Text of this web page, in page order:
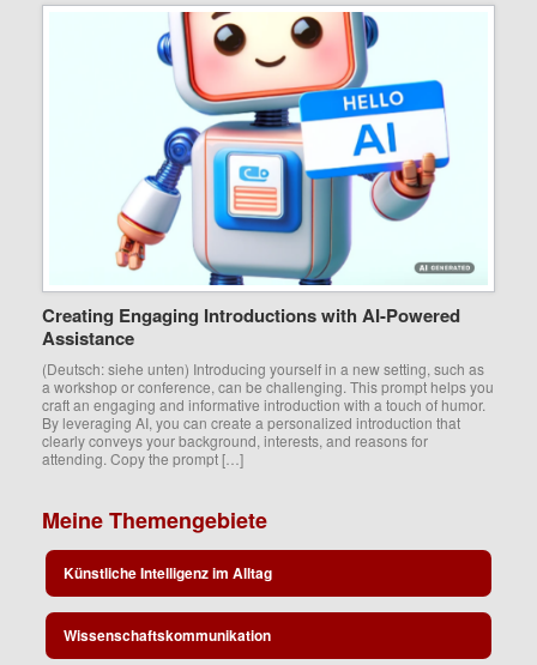
Creating Engaging Introductions with AI-Powered
Assistance
(Deutsch: siehe unten) Introducing yourself in a new setting, such as
a workshop or conference, can be challenging. This prompt helps you
craft an engaging and informative introduction with a touch of humor.
By leveraging AI, you can create a personalized introduction that
clearly conveys your background, interests, and reasons for
attending. Copy the prompt […]
Meine Themengebiete
Künstliche Intelligenz im Alltag
Wissenschaftskommunikation